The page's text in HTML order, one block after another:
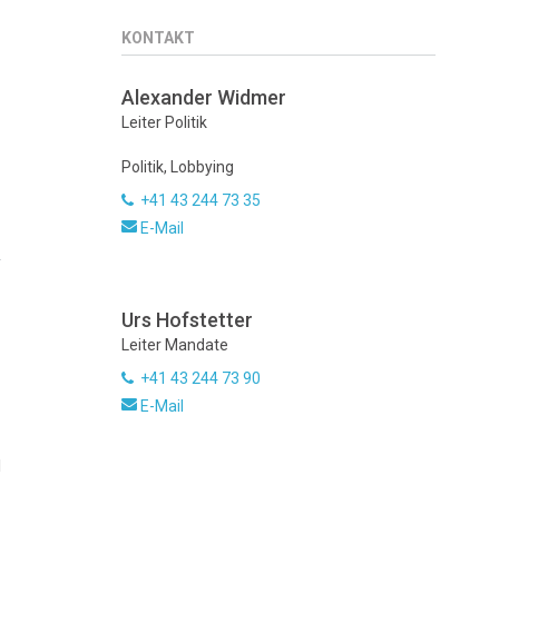
KONTAKT
Alexander Widmer
Leiter Politik
Politik, Lobbying
+41 43 244 73 35
E-Mail
Urs Hofstetter
Leiter Mandate
+41 43 244 73 90
E-Mail